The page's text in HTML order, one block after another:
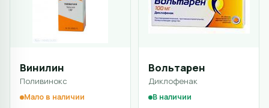
Винилин
Поливинокс
Мало в наличии
Вольтарен
Диклофенак
В наличии